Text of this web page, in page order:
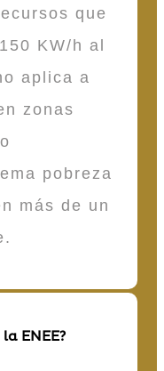
que
KW/h al
aplica a
zonas
pobreza
más de un
ENEE?